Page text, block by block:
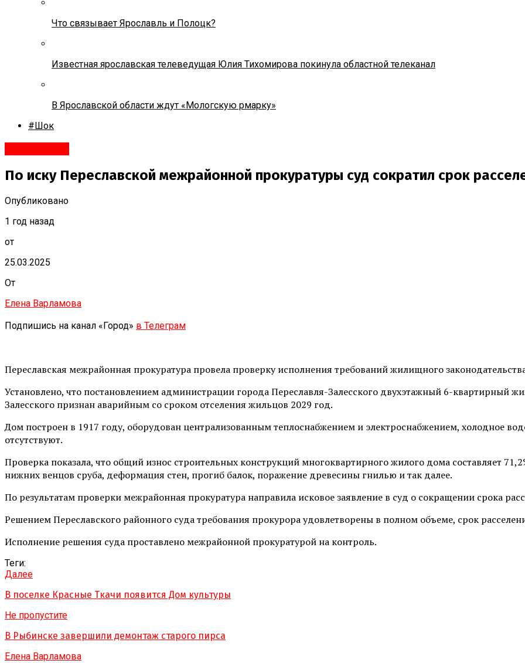
Что связывает Ярославль и Полоцк?
Известная ярославская телеведущая Юлия Тихомирова покинула областной телеканал
В Ярославской области ждут «Мологскую рмарку»
#Шок
По иску Переславской межрайонной прокуратуры суд сократил срок
Опубликовано
1 год назад
от
25.03.2025
От
Елена Варламова
Подпишись на канал «Город» в Телеграм
Переславская межрайонная прокуратура провела проверку исполнения требований жилищного
Установлено, что постановлением администрации города Переславля-Залесского двухэтажный 6-квартирный
Залесского признан аварийным со сроком отселения жильцов 2029 год.
Дом построен в 1917 году, оборудован централизованным теплоснабжением и электроснабжением, холодное
отсутствуют.
Проверка показала, что общий износ строительных конструкций многоквартирного жилого дома составляет
нижних венцов сруба, деформация стен, прогиб балок, поражение древесины гнилью и так далее.
По результатам проверки межрайонная прокуратура направила исковое заявление в суд о сокращении срока
Решением Переславского районного суда требования прокурора удовлетворены в полном объеме, срок
Исполнение решения суда проставлено межрайонной прокуратурой на контроль.
Теги:
Далее
В поселке Красные Ткачи появится Дом культуры
Не пропустите
В Рыбинске завершили демонтаж старого пирса
Елена Варламова